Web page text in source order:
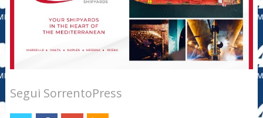
Segui SorrentoPress